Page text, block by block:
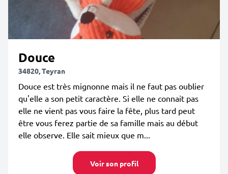
Douce
34820, Teyran
Douce est très mignonne mais il ne faut pas oublier
qu'elle a son petit caractère. Si elle ne connait pas
elle ne vient pas vous faire la fête, plus tard peut
être vous ferez partie de sa famille mais au début
elle observe. Elle sait mieux que m...
Voir son profil